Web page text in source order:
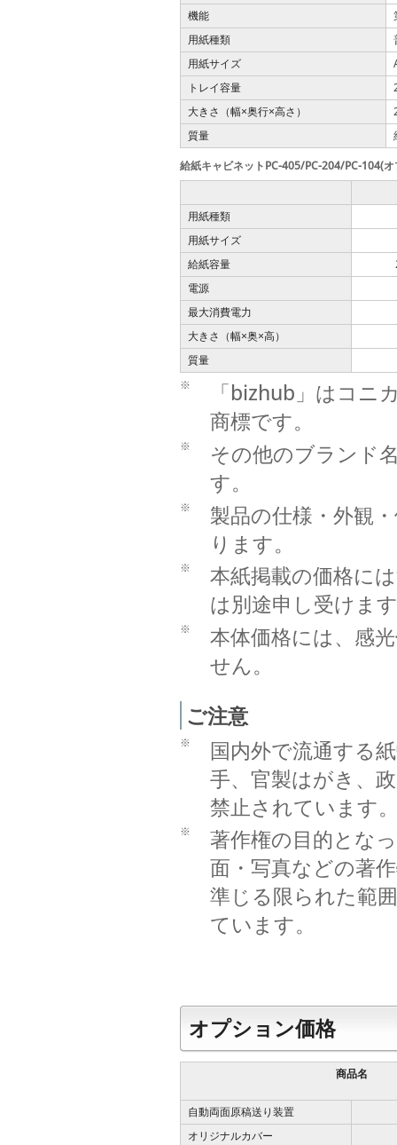
機能
用紙種類
用紙サイズ
トレイ容量
大きさ（幅×奥行×高さ）
質量
給紙キャビネットPC-405/PC-204/PC-104(
用紙種類
用紙サイズ
給紙容量
電源
最大消費電力
大きさ（幅×奥×高）
質量
※
「bizhub」はコニ
商標です。
※
その他のブランド
す。
※
製品の仕様・外観
ります。
※
本紙掲載の価格に
は別途申し受けま
※
本体価格には、感
せん。
ご注意
※
国内外で流通する
手、官製はがき、
禁止されています
※
著作権の目的とな
面・写真などの著
準じる限られた範
ています。
オプション価格
商品名
自動両面原稿送り装置
オリジナルカバー